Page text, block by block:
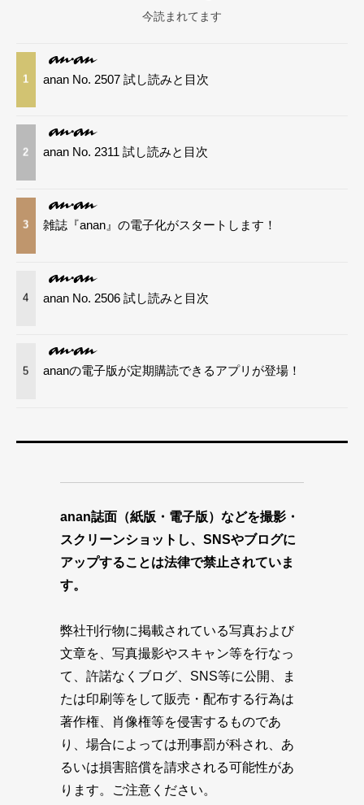
今読まれてます
1 anan No. 2507 試し読みと目次
2 anan No. 2311 試し読みと目次
3 雑誌『anan』の電子化がスタートします！
4 anan No. 2506 試し読みと目次
5 ananの電子版が定期購読できるアプリが登場！
anan誌面（紙版・電子版）などを撮影・
スクリーンショットし、SNSやブログに
アップすることは法律で禁止されていま
す。
弊社刊行物に掲載されている写真および
文章を、写真撮影やスキャン等を行なっ
て、許諾なくブログ、SNS等に公開、ま
たは印刷等をして販売・配布する行為は
著作権、肖像権等を侵害するものであ
り、場合によっては刑事罰が科され、あ
るいは損害賠償を請求される可能性があ
ります。ご注意ください。